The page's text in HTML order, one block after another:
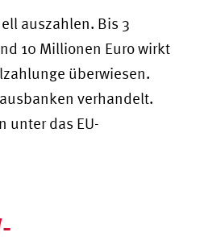
auszahlen. Bis 3
10 Millionen Euro wirkt
überwiesen.
verhandelt.
unter das EU-